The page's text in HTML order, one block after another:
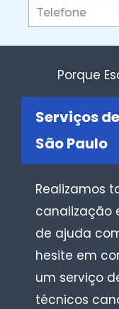
Porque
Serviços
São Paulo
Realizamos
canalização
de ajuda
hesite em
um serviço
técnicos